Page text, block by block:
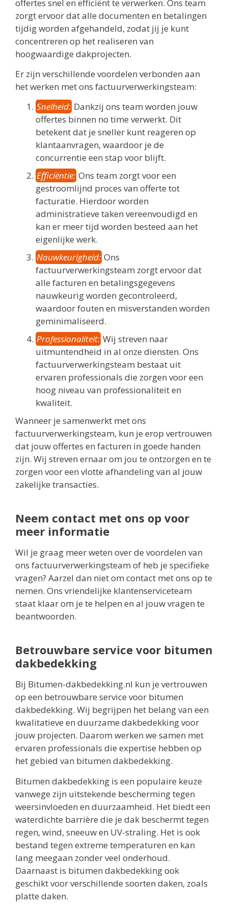
offertes snel en efficiënt te verwerken. Ons team
zorgt ervoor dat alle documenten en betalingen
tijdig worden afgehandeld, zodat jij je kunt
concentreren op het realiseren van
hoogwaardige dakprojecten.
Er zijn verschillende voordelen verbonden aan
het werken met ons factuurverwerkingsteam:
Snelheid: Dankzij ons team worden jouw
offertes binnen no time verwerkt. Dit
betekent dat je sneller kunt reageren op
klantaanvragen, waardoor je de
concurrentie een stap voor blijft.
Efficiëntie: Ons team zorgt voor een
gestroomlijnd proces van offerte tot
facturatie. Hierdoor worden
administratieve taken vereenvoudigd en
kan er meer tijd worden besteed aan het
eigenlijke werk.
Nauwkeurigheid: Ons
factuurverwerkingsteam zorgt ervoor dat
alle facturen en betalingsgegevens
nauwkeurig worden gecontroleerd,
waardoor fouten en misverstanden worden
geminimaliseerd.
Professionaliteit: Wij streven naar
uitmuntendheid in al onze diensten. Ons
factuurverwerkingsteam bestaat uit
ervaren professionals die zorgen voor een
hoog niveau van professionaliteit en
kwaliteit.
Wanneer je samenwerkt met ons
factuurverwerkingsteam, kun je erop vertrouwen
dat jouw offertes en facturen in goede handen
zijn. Wij streven ernaar om jou te ontzorgen en te
zorgen voor een vlotte afhandeling van al jouw
zakelijke transacties.
Neem contact met ons op voor
meer informatie
Wil je graag meer weten over de voordelen van
ons factuurverwerkingsteam of heb je specifieke
vragen? Aarzel dan niet om contact met ons op te
nemen. Ons vriendelijke klantenserviceteam
staat klaar om je te helpen en al jouw vragen te
beantwoorden.
Betrouwbare service voor bitumen
dakbedekking
Bij Bitumen-dakbedekking.nl kun je vertrouwen
op een betrouwbare service voor bitumen
dakbedekking. Wij begrijpen het belang van een
kwalitatieve en duurzame dakbedekking voor
jouw projecten. Daarom werken we samen met
ervaren professionals die expertise hebben op
het gebied van bitumen dakbedekking.
Bitumen dakbedekking is een populaire keuze
vanwege zijn uitstekende bescherming tegen
weersinvloeden en duurzaamheid. Het biedt een
waterdichte barrière die je dak beschermt tegen
regen, wind, sneeuw en UV-straling. Het is ook
bestand tegen extreme temperaturen en kan
lang meegaan zonder veel onderhoud.
Daarnaast is bitumen dakbedekking ook
geschikt voor verschillende soorten daken, zoals
platte daken.